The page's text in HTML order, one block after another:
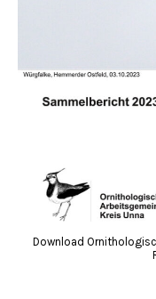
Download